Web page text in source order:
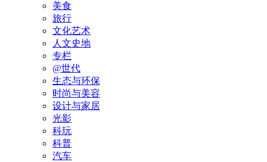
美食
旅行
文化艺术
人文史地
专栏
@世代
生态与环保
时尚与美容
设计与家居
光影
科玩
科普
汽车